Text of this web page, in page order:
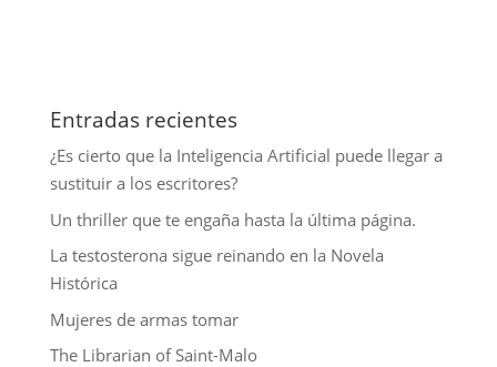
Entradas recientes
¿Es cierto que la Inteligencia Artificial puede llegar a
sustituir a los escritores?
Un thriller que te engaña hasta la última página.
La testosterona sigue reinando en la Novela
Histórica
Mujeres de armas tomar
The Librarian of Saint-Malo